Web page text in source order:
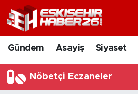
Gündem Asayiş Siyaset
Nöbetçi Eczaneler
Gündem
Asayiş
Siyaset
Nöbetçi Eczaneler
Hava Durumu
Trafik Durumu